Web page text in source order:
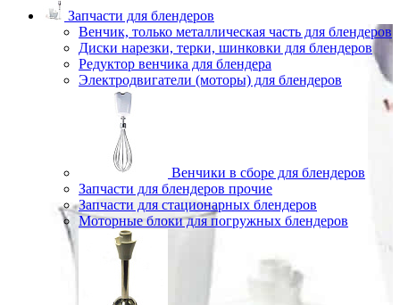
Запчасти для блендеров
Венчик, только металлическая часть для блендеров
Диски нарезки, терки, шинковки для блендеров
Редуктор венчика для блендера
Электродвигатели (моторы) для блендеров
Венчики в сборе для блендеров
Запчасти для блендеров прочие
Запчасти для стационарных блендеров
Моторные блоки для погружных блендеров